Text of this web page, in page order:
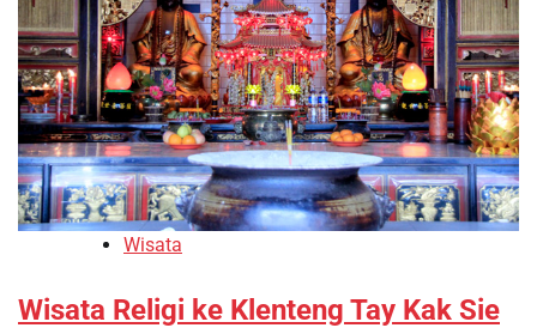
Wisata
Wisata Religi ke Klenteng Tay Kak Sie